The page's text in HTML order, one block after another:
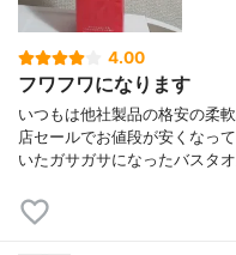
4.00
フワフワになります
いつもは他社製品の格安の柔
店セールでお値段が安くなっ
いたガサガサになったバスタ